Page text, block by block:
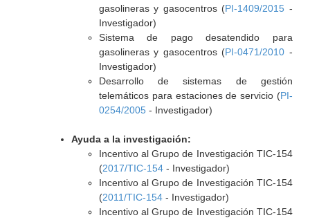
gasolineras y gasocentros (PI-1409/2015 -
Investigador)
Sistema de pago desatendido para
gasolineras y gasocentros (PI-0471/2010 -
Investigador)
Desarrollo de sistemas de gestión
telemáticos para estaciones de servicio (PI-
0254/2005- Investigador)
Ayuda a la investigación:
Incentivo al Grupo de Investigación TIC-154
(2017/TIC-154- Investigador)
Incentivo al Grupo de Investigación TIC-154
(2011/TIC-154- Investigador)
Incentivo al Grupo de Investigación TIC-154